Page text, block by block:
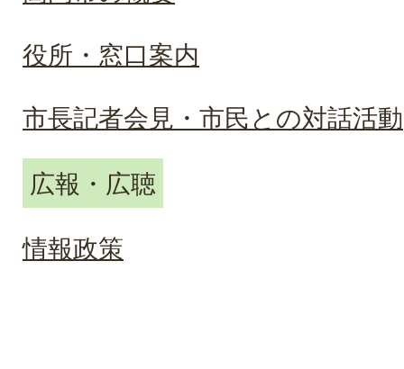
役所・窓口案内
市長記者会見・市民との対話活動
広報・広聴
情報政策